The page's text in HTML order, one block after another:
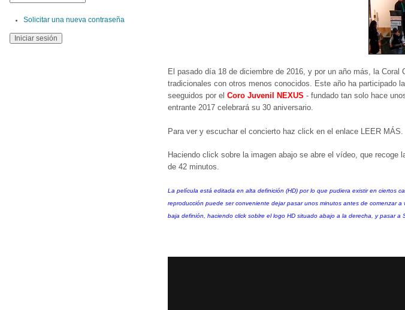
El pasado día 18 de diciembre de 2016, y por un año más, la
tradicionales con otros menos conocidos. Este año ha participado
seeguidos por el Coro Juvenil NEXUS - fundado tan solo hace
entrante 2017 celebrará su 30 aniversario.
Para ver y escuchar el concierto haz click en el enlace LEER MÁS.
Haciendo click sobre la imagen abajo se abre el vídeo, que
de 42 minutos.
La película está editada en alta definición (HD) por lo que pudiera existir en ciertos
reproducción puede ser conveniente dejar pasar unos minutos antes de comenzar
baja definión, haciendo click soblre el logo HD situado abajo a la derecha, y pasar
Solicitar una nueva contraseña